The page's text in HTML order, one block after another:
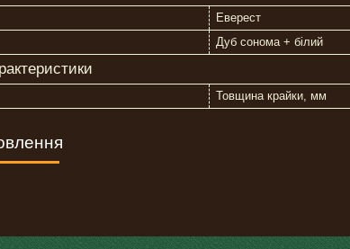
Еверест
Дуб сонома + білий
Товщина крайки, мм